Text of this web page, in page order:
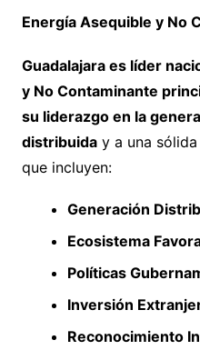
Energía Asequible y No
Guadalajara es líder
y No Contaminante
su liderazgo en la
distribuiday a una
que incluyen:
Generación
Ecosistema
Políticas
Inversión
Reconocimiento